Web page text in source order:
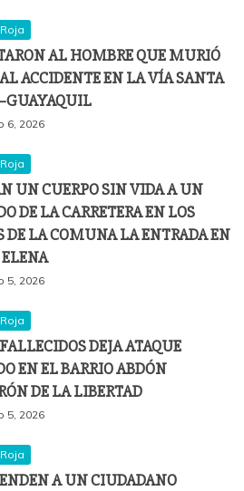
AL HOMBRE QUE MURIÓ
ACCIDENTE EN LA VÍA SANTA
6, 2026
UN CUERPO SIN VIDA A UN
DE LA CARRETERA EN LOS
DE LA COMUNA LA ENTRADA EN
5, 2026
DEJA ATAQUE
EN EL BARRIO ABDÓN
DE LA LIBERTAD
5, 2026
A UN CIUDADANO